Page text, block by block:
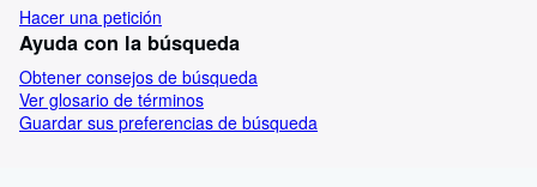
Hacer una petición
Ayuda con la búsqueda
Obtener consejos de búsqueda
Ver glosario de términos
Guardar sus preferencias de búsqueda